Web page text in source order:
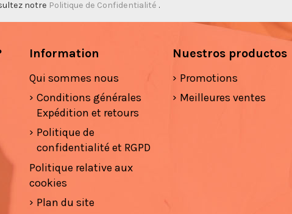
notre Politique de Confidentialité .
Information
Qui sommes nous
Conditions générales
Expédition et retours
Politique de
confidentialité et RGPD
Politique relative aux
cookies
Plan du site
Nuestros productos
Promotions
Meilleures ventes